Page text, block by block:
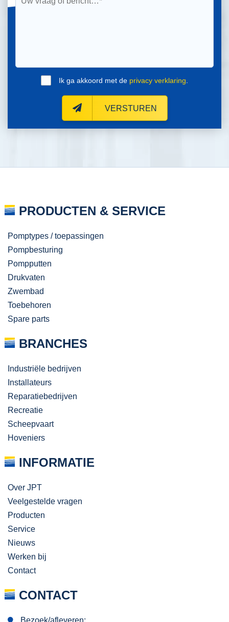
Ik ga akkoord met de privacy verklaring
VERSTUREN
PRODUCTEN & SERVICE
Pomptypes / toepassingen
Pompbesturing
Pompputten
Drukvaten
Zwembad
Toebehoren
Spare parts
BRANCHES
Industriële bedrijven
Installateurs
Reparatiebedrijven
Recreatie
Scheepvaart
Hoveniers
INFORMATIE
Over JPT
Veelgestelde vragen
Producten
Service
Nieuws
Werken bij
Contact
CONTACT
Bezoek/afleveren: